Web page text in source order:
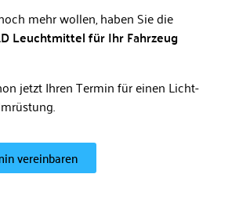
mehr wollen, haben Sie die
Leuchtmittel für Ihr Fahrzeug
jetzt Ihren Termin für einen Licht-
vereinbaren